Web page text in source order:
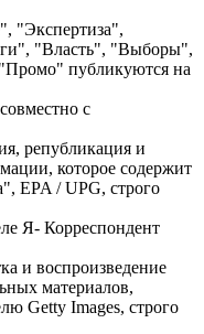
"Экспертиза",
"Власть", "Выборы",
публикуются на
с
републикация и
которое содержит
EPA / UPG, строго
Я- Корреспондент
и воспроизведение
материалов,
Getty Images, строго